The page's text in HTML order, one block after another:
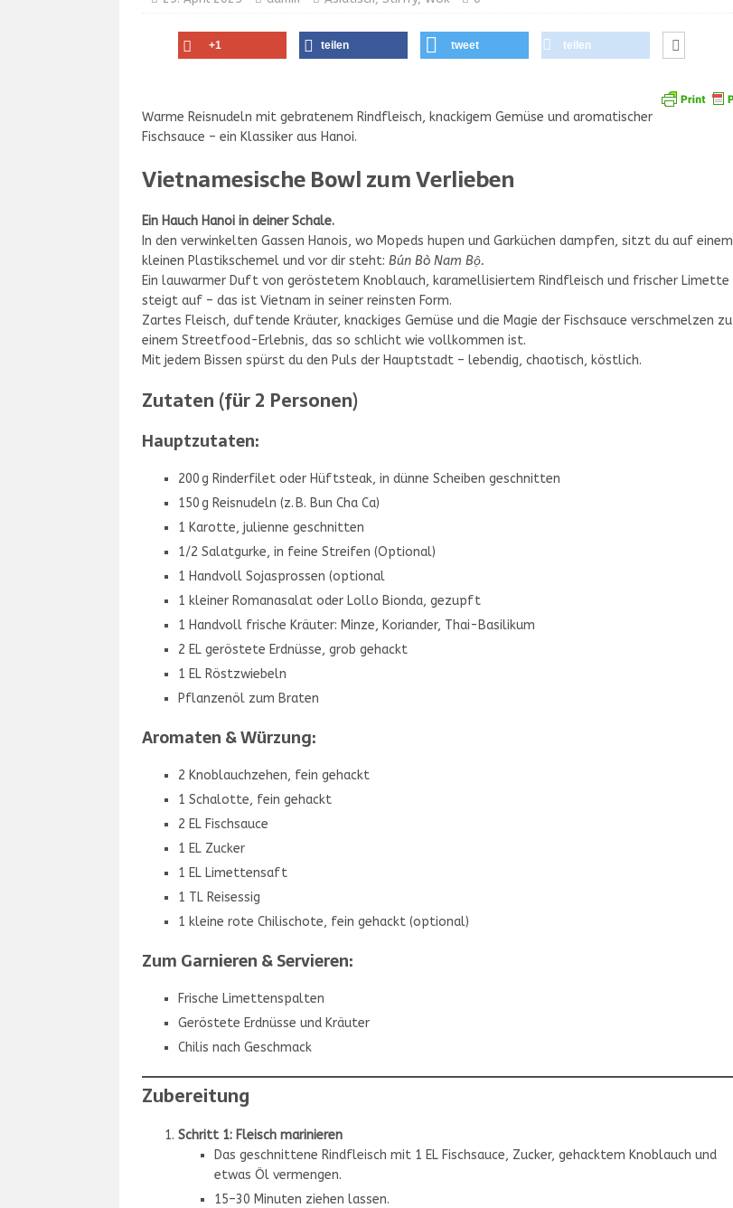
+1 teilen tweet teilen
Warme Reisnudeln mit gebratenem Rindfleisch, knackigem Gemüse und aromatischer
Fischsauce – ein Klassiker aus Hanoi.
Vietnamesische Bowl zum Verlieben
Ein Hauch Hanoi in deiner Schale.
In den verwinkelten Gassen Hanois, wo Mopeds hupen und Garküchen dampfen, sitzt du auf einem
kleinen Plastikschemel und vor dir steht: Bún Bò Nam Bộ.
Ein lauwarmer Duft von geröstetem Knoblauch, karamellisiertem Rindfleisch und frischer Limette
steigt auf – das ist Vietnam in seiner reinsten Form.
Zartes Fleisch, duftende Kräuter, knackiges Gemüse und die Magie der Fischsauce verschmelzen zu
einem Streetfood-Erlebnis, das so schlicht wie vollkommen ist.
Mit jedem Bissen spürst du den Puls der Hauptstadt – lebendig, chaotisch, köstlich.
Zutaten (für 2 Personen)
Hauptzutaten:
200 g Rinderfilet oder Hüftsteak, in dünne Scheiben geschnitten
150 g Reisnudeln (z. B. Bun Cha Ca)
1 Karotte, julienne geschnitten
1/2 Salatgurke, in feine Streifen (Optional)
1 Handvoll Sojasprossen (optional
1 kleiner Romanasalat oder Lollo Bionda, gezupft
1 Handvoll frische Kräuter: Minze, Koriander, Thai-Basilikum
2 EL geröstete Erdnüsse, grob gehackt
1 EL Röstzwiebeln
Pflanzenöl zum Braten
Aromaten & Würzung:
2 Knoblauchzehen, fein gehackt
1 Schalotte, fein gehackt
2 EL Fischsauce
1 EL Zucker
1 EL Limettensaft
1 TL Reisessig
1 kleine rote Chilischote, fein gehackt (optional)
Zum Garnieren & Servieren:
Frische Limettenspalten
Geröstete Erdnüsse und Kräuter
Chilis nach Geschmack
Zubereitung
Schritt 1: Fleisch marinieren
Das geschnittene Rindfleisch mit 1 EL Fischsauce, Zucker, gehacktem Knoblauch und
etwas Öl vermengen.
15–30 Minuten ziehen lassen.